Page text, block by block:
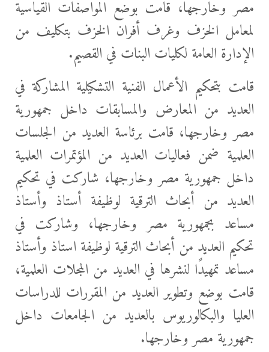
مصر وخارجها، قامت بوضع المواصفات القياسية
لمعامل الخزف وغرف أفران الخزف بتكليف من
الإدارة العامة لكليات البنات في القصيم.
قامت بتحكيم الأعمال الفنية التشكيلية المشاركة في
العديد من المعارض والمسابقات داخل جمهورية
مصر وخارجها، قامت برئاسة العديد من الجلسات
العلمية ضمن فعاليات العديد من المؤتمرات العلمية
داخل جمهورية مصر وخارجها، شاركت في تحكيم
العديد من أبحاث الترقية لوظيفة أستاذ وأستاذ
مساعد بجمهورية مصر وخارجها، وشاركت في
تحكيم العديد من أبحاث الترقية لوظيفة استاذ وأستاذ
مساعد تمهيدًا لنشرها في العديد من المجلات العلمية،
قامت بوضع وتطوير العديد من المقررات للدراسات
العليا والبكالوريوس بالعديد من الجامعات داخل
جمهورية مصر وخارجها.